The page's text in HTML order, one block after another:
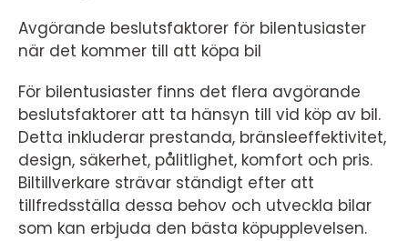
Avgörande beslutsfaktorer för bilentusiaster
när det kommer till att köpa bil
För bilentusiaster finns det flera avgörande
beslutsfaktorer att ta hänsyn till vid köp av bil.
Detta inkluderar prestanda, bränsleeffektivitet,
design, säkerhet, pålitlighet, komfort och pris.
Biltillverkare strävar ständigt efter att
tillfredsställa dessa behov och utveckla bilar
som kan erbjuda den bästa köpupplevelsen.